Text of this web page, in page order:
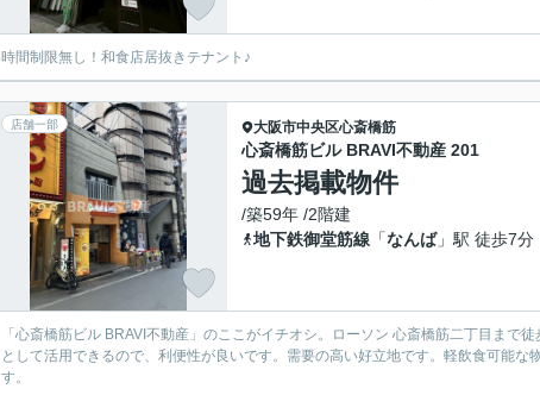
時間制限無し！和食店居抜きテナント♪
店舗一部 大阪市中央区心斎橋筋
心斎橋筋ビル BRAVI不動産 201
過去掲載物件
/築59年 /2階建
地下鉄御堂筋線 「なんば」駅 徒歩7分
「心斎橋筋ビル BRAVI不動産」のここがイチオシ。ローソン 心斎橋筋二丁目まで
として活用できるので、利便性が良いです。需要の高い好立地です。軽飲食可能
す。